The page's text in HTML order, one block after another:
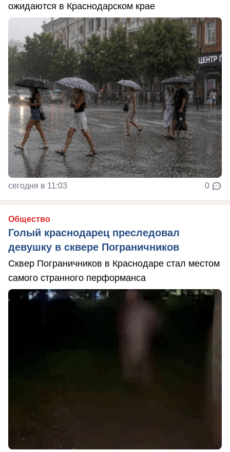
ожидаются в Краснодарском крае
сегодня в 11:03 0
Общество
Голый краснодарец преследовал
девушку в сквере Пограничников
Сквер Пограничников в Краснодаре стал местом
самого странного перформанса